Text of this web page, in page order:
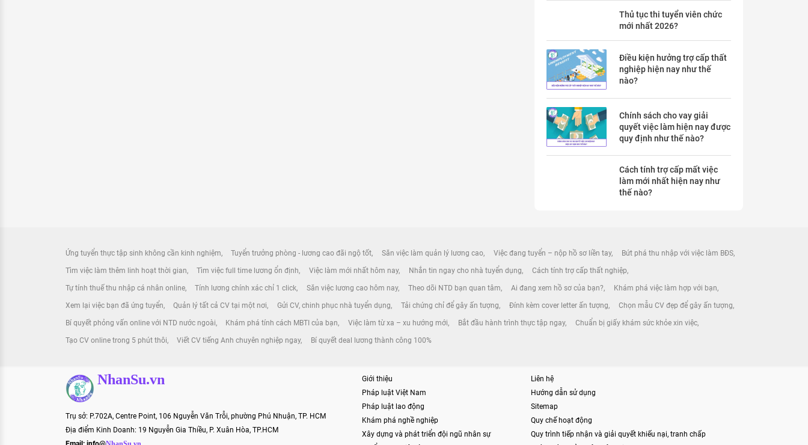
Thủ tục thi tuyển viên chức
mới nhất 2026?
Điều kiện hưởng trợ cấp thất
nghiệp hiện nay như thế
nào?
Chính sách cho vay giải
quyết việc làm hiện nay được
quy định như thế nào?
Cách tính trợ cấp mất việc
làm mới nhất hiện nay như
thế nào?
Ứng tuyển thực tập sinh không cần kinh nghiệm Tuyển trưởng phòng - lương cao đãi ngộ tốt Săn việc làm quản lý lương cao Việc đang tuyển – nộp hồ sơ liền tay Bứt phá thu nhập với việc làm BĐS
Tìm việc làm thêm linh hoạt thời gian Tìm việc full time lương ổn định Việc làm mới nhất hôm nay Nhắn tin ngay cho nhà tuyển dụng Cách tính trợ cấp thất nghiệp
Tự tính thuế thu nhập cá nhân online Tính lương chính xác chỉ 1 click Săn việc lương cao hôm nay Theo dõi NTD bạn quan tâm Ai đang xem hồ sơ của bạn? Khám phá việc làm hợp với bạn
Xem lại việc bạn đã ứng tuyển Quản lý tất cả CV tại một nơi Gửi CV, chinh phục nhà tuyển dụng Tải chứng chỉ để gây ấn tượng Đính kèm cover letter ấn tượng Chọn mẫu CV đẹp để gây ấn tượng
Bí quyết phỏng vấn online với NTD nước ngoài Khám phá tính cách MBTI của bạn Việc làm từ xa – xu hướng mới Bắt đầu hành trình thực tập ngay Chuẩn bị giấy khám sức khỏe xin việc
Tạo CV online trong 5 phút thôi Viết CV tiếng Anh chuyên nghiệp ngay Bí quyết deal lương thành công 100%
NhanSu.vn
Trụ sở: P.702A, Centre Point, 106 Nguyễn Văn Trỗi, phường Phú Nhuận, TP. HCM
Địa điểm Kinh Doanh: 19 Nguyễn Gia Thiều, P. Xuân Hòa, TP.HCM
Giới thiệu
Pháp luật Việt Nam
Pháp luật lao động
Khám phá nghề nghiệp
Xây dựng và phát triển đội ngũ nhân sự
Liên hệ
Hướng dẫn sử dụng
Sitemap
Quy chế hoạt động
Quy trình tiếp nhận và giải quyết khiếu nại, tranh chấp